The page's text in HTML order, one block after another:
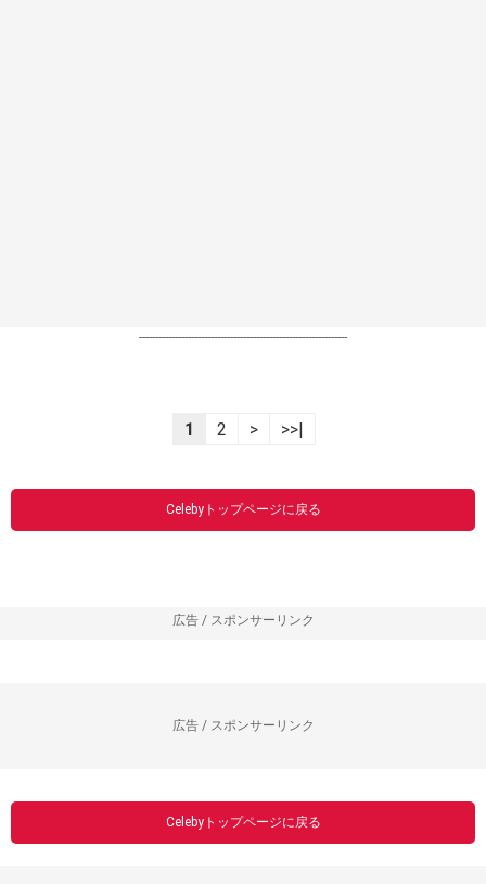
----------------------------------------------------------------
1 2 > >>|
Celebyトップページに戻る
広告 / スポンサーリンク
広告 / スポンサーリンク
Celebyトップページに戻る